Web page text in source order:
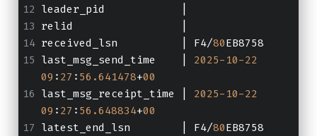
leader_pid            |
relid                 |
received_lsn          | F4/80EB8758
last_msg_send_time    | 2025-10-22
09 : 27 : 56.641478+00
last_msg_receipt_time | 2025-10-22
09 : 27 : 56.648834+00
latest_end_lsn        | F4/80EB8758